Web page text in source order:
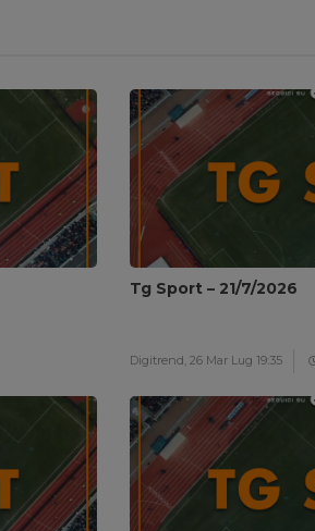
Tg Sport – 21/7/2026
Digitrend, 26 Mar Lug 19:35